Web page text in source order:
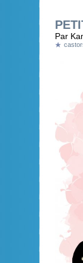
Par